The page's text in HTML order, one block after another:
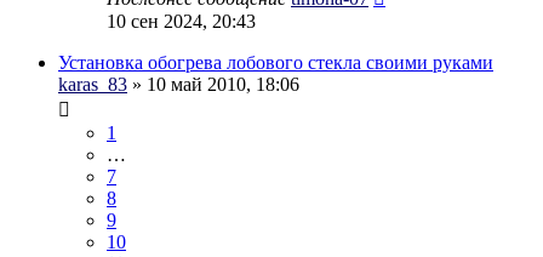
10 сен 2024, 20:43
Установка обогрева лобового стекла своими руками
karas_83 » 10 май 2010, 18:06
1
…
7
8
9
10